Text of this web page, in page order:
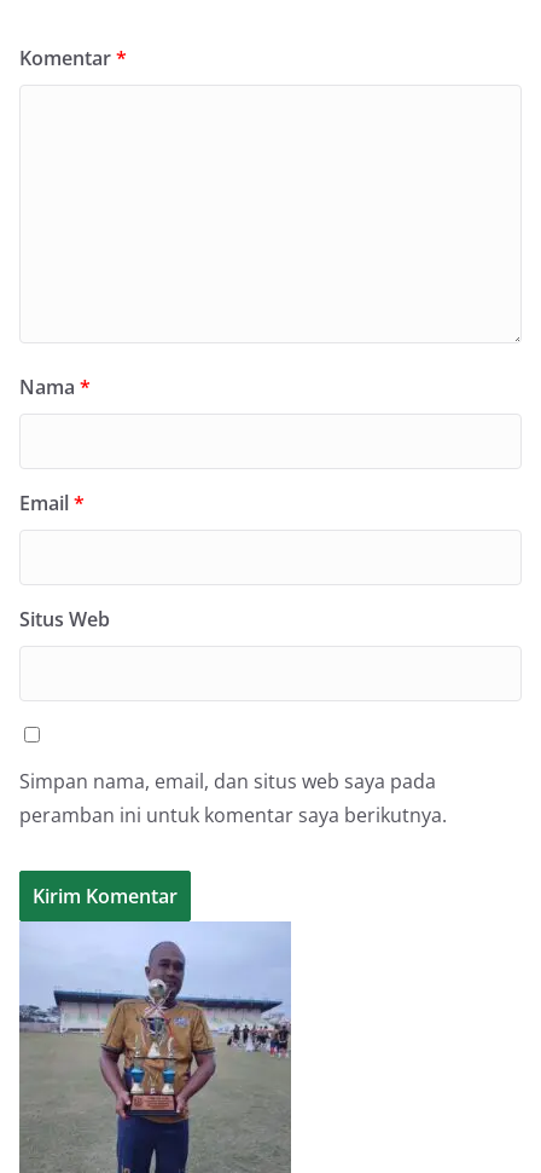
Komentar*
Nama *
Email*
Situs Web
Simpan nama, email, dan situs web saya pada
peramban ini untuk komentar saya berikutnya.